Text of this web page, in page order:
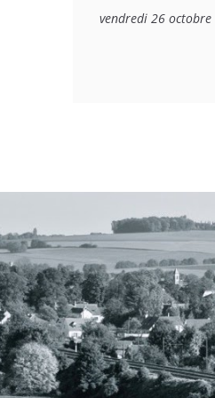
vendredi 26 octobre